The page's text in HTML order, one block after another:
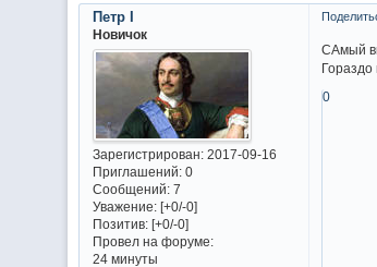
Петр I
Новичок
Зарегистрирован: 2017-09-16
Приглашений:0
Сообщений:7
Уважение: [+0/-0]
Позитив: [+0/-0]
Провел на форуме:
24 минуты
САмый
Гораздо
0